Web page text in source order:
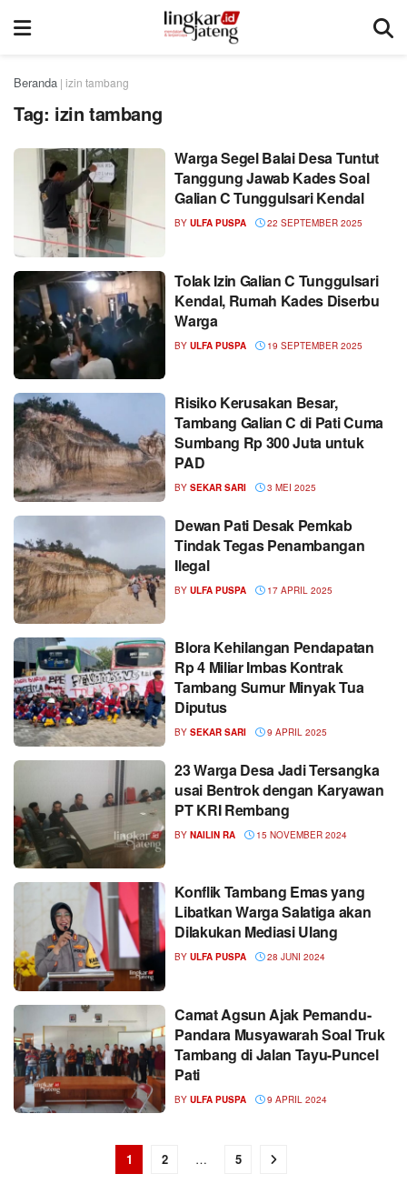
Beranda | izin tambang
Tag: izin tambang
Warga Segel Balai Desa Tuntut
Tanggung Jawab Kades Soal
Galian C Tunggulsari Kendal
BY ULFA PUSPA 22 SEPTEMBER 2025
Tolak Izin Galian C Tunggulsari
Kendal, Rumah Kades Diserbu
Warga
BY ULFA PUSPA 19 SEPTEMBER 2025
Risiko Kerusakan Besar,
Tambang Galian C di Pati Cuma
Sumbang Rp 300 Juta untuk
PAD
BY SEKAR SARI 3 MEI 2025
Dewan Pati Desak Pemkab
Tindak Tegas Penambangan
Ilegal
BY ULFA PUSPA 17 APRIL 2025
Blora Kehilangan Pendapatan
Rp 4 Miliar Imbas Kontrak
Tambang Sumur Minyak Tua
Diputus
BY SEKAR SARI 9 APRIL 2025
23 Warga Desa Jadi Tersangka
usai Bentrok dengan Karyawan
PT KRI Rembang
BY NAILIN RA 15 NOVEMBER 2024
Konflik Tambang Emas yang
Libatkan Warga Salatiga akan
Dilakukan Mediasi Ulang
BY ULFA PUSPA 28 JUNI 2024
Camat Agsun Ajak Pemandu-
Pandara Musyawarah Soal Truk
Tambang di Jalan Tayu-Puncel
Pati
BY ULFA PUSPA 9 APRIL 2024
1 2 … 5